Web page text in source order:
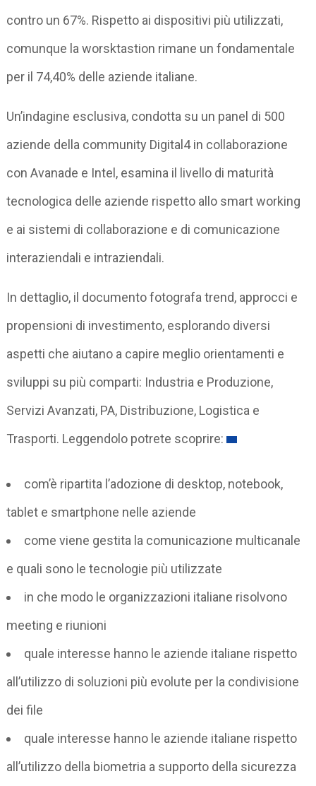
contro un 67%. Rispetto ai dispositivi più utilizzati,
comunque la worsktastion rimane un fondamentale
per il 74,40% delle aziende italiane.
Un’indagine esclusiva, condotta su un panel di 500
aziende della community Digital4 in collaborazione
con Avanade e Intel, esamina il livello di maturità
tecnologica delle aziende rispetto allo smart working
e ai sistemi di collaborazione e di comunicazione
interaziendali e intraziendali.
In dettaglio, il documento fotografa trend, approcci e
propensioni di investimento, esplorando diversi
aspetti che aiutano a capire meglio orientamenti e
sviluppi su più comparti: Industria e Produzione,
Servizi Avanzati, PA, Distribuzione, Logistica e
Trasporti. Leggendolo potrete scoprire:
com’è ripartita l’adozione di desktop, notebook,
tablet e smartphone nelle aziende
come viene gestita la comunicazione multicanale
e quali sono le tecnologie più utilizzate
in che modo le organizzazioni italiane risolvono
meeting e riunioni
quale interesse hanno le aziende italiane rispetto
all’utilizzo di soluzioni più evolute per la condivisione
dei file
quale interesse hanno le aziende italiane rispetto
all’utilizzo della biometria a supporto della sicurezza